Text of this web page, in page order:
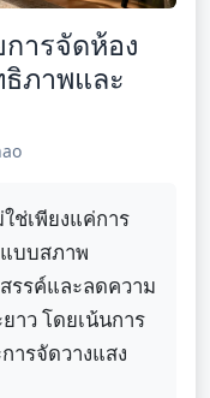
ารจัดห้อง
ภาพและ
ช่เพียงแค่การ
บบสภาพ
รรค์และลดความ
าว โดยเน้นการ
ารจัดวางแสง